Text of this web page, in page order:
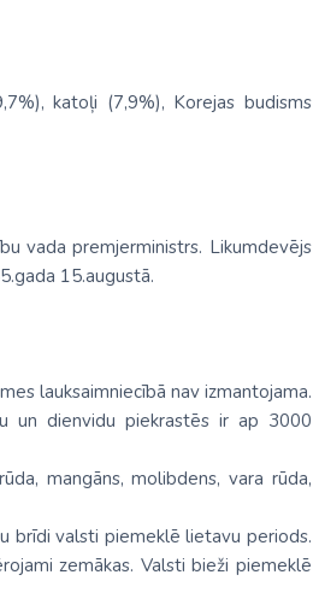
katoļi (7,9%), Korejas budisms
vada premjerministrs. Likumdevējs
15.augustā.
lauksaimniecībā nav izmantojama.
un dienvidu piekrastēs ir ap 3000
mangāns, molibdens, vara rūda,
brīdi valsti piemeklē lietavu periods.
zemākas. Valsti bieži piemeklē